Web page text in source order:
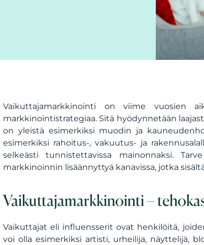
Vaikuttajamarkkinointi on viime vuosien
markkinointistrategiaa. Sitä hyödynnetään
on yleistä esimerkiksi muodin ja
esimerkiksi rahoitus-, vakuutus- ja
selkeästi tunnistettavissa mainonnaksi.
markkinoinnin lisäännyttyä kanavissa, jotka
Vaikuttajamarkkinointi –
Vaikuttajat eli influensserit ovat henkilöitä,
voi olla esimerkiksi artisti, urheilija, näyttelijä,